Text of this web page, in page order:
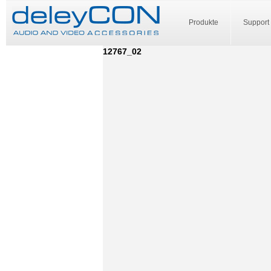
Produkte Support
12767_02